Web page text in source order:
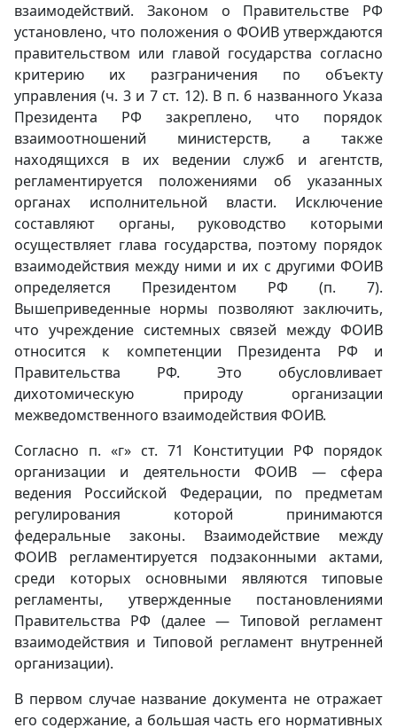
взаимодействий. Законом о Правительстве РФ
установлено, что положения о ФОИВ утверждаются
правительством или главой государства согласно
критерию их разграничения по объекту
управления (ч. 3 и 7 ст. 12). В п. 6 названного Указа
Президента РФ закреплено, что порядок
взаимоотношений министерств, а также
находящихся в их ведении служб и агентств,
регламентируется положениями об указанных
органах исполнительной власти. Исключение
составляют органы, руководство которыми
осуществляет глава государства, поэтому порядок
взаимодействия между ними и их с другими ФОИВ
определяется Президентом РФ (п. 7).
Вышеприведенные нормы позволяют заключить,
что учреждение системных связей между ФОИВ
относится к компетенции Президента РФ и
Правительства РФ. Это обусловливает
дихотомическую природу организации
межведомственного взаимодействия ФОИВ.
Согласно п. «г» ст. 71 Конституции РФ порядок
организации и деятельности ФОИВ — сфера
ведения Российской Федерации, по предметам
регулирования которой принимаются
федеральные законы. Взаимодействие между
ФОИВ регламентируется подзаконными актами,
среди которых основными являются типовые
регламенты, утвержденные постановлениями
Правительства РФ (далее — Типовой регламент
взаимодействия и Типовой регламент внутренней
организации).
В первом случае название документа не отражает
его содержание, а большая часть его нормативных